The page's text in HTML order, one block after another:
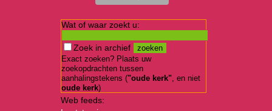
Wat of waar zoekt u:
Zoek in archief
Exact zoeken? Plaats uw
zoekopdrachten tussen
aanhalingstekens ("oude kerk", en niet
oude kerk)
Web feeds: